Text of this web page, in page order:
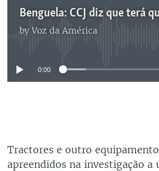
byVoz da América
No media source
0:00
Tractores e outro
apreendidos na investigação a